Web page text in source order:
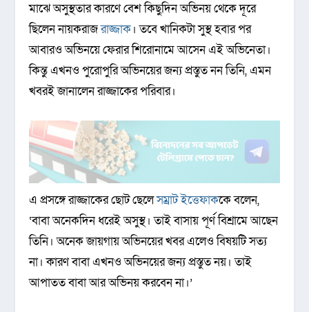
মাঝে অসুস্থতার কারণে বেশ কিছুদিন অভিনয় থেকে দূরে
ছিলেন নায়করাজরাজ্জাক। তবে খানিকটা সুস্থ হবার পর
আবারও অভিনয়ে ফেরার শিরোনামে আসেন এই অভিনেতা।
কিন্তু এখনও পুরোপুরি অভিনয়ের জন্য প্রস্তুত নন তিনি, এমন
খবরই জানালেন রাজ্জাকের পরিবার।
এ প্রসঙ্গে রাজ্জাকের ছোট ছেলেসম্রাটইত্তেফাককে বলেন,
‘বাবা অনেকদিন ধরেই অসুস্থ। তাই বাসায় পূর্ণ বিশ্রামে আছেন
তিনি। অনেক জায়গায় অভিনয়ের খবর এলেও বিষয়টি সত্য
না। কারণ বাবা এখনও অভিনয়ের জন্য প্রস্তুত নয়। তাই
আপাতত বাবা আর অভিনয় করবেন না।’